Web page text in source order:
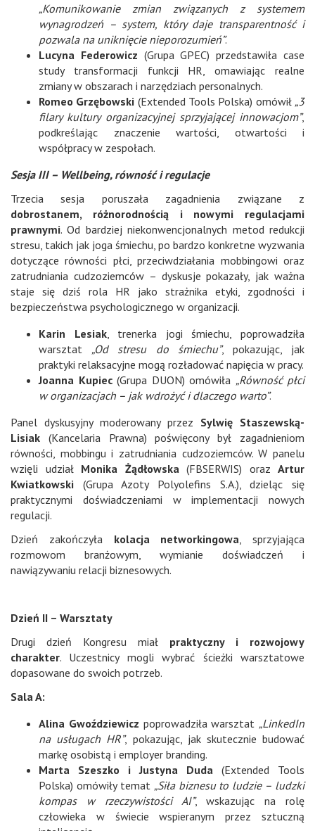
„Komunikowanie zmian związanych z systemem
wynagrodzeń – system, który daje transparentność i
pozwala na uniknięcie nieporozumień”.
Lucyna Federowicz (Grupa GPEC) przedstawiła case
study transformacji funkcji HR, omawiając realne
zmiany w obszarach i narzędziach personalnych.
Romeo Grzębowski (Extended Tools Polska) omówił „3
filary kultury organizacyjnej sprzyjającej innowacjom”,
podkreślając znaczenie wartości, otwartości i
współpracy w zespołach.
Sesja III – Wellbeing, równość i regulacje
Trzecia sesja poruszała zagadnienia związane z
dobrostanem, różnorodnością i nowymi regulacjami
prawnymi. Od bardziej niekonwencjonalnych metod redukcji
stresu, takich jak joga śmiechu, po bardzo konkretne wyzwania
dotyczące równości płci, przeciwdziałania mobbingowi oraz
zatrudniania cudzoziemców – dyskusje pokazały, jak ważna
staje się dziś rola HR jako strażnika etyki, zgodności i
bezpieczeństwa psychologicznego w organizacji.
Karin Lesiak, trenerka jogi śmiechu, poprowadziła
warsztat „Od stresu do śmiechu”, pokazując, jak
praktyki relaksacyjne mogą rozładować napięcia w pracy.
Joanna Kupiec(Grupa DUON) omówiła „Równość płci
w organizacjach – jak wdrożyć i dlaczego warto”.
Panel dyskusyjny moderowany przez Sylwię Staszewską-
Lisiak (Kancelaria Prawna) poświęcony był zagadnieniom
równości, mobbingu i zatrudniania cudzoziemców. W panelu
wzięli udział Monika Żądłowska (FBSERWIS) oraz Artur
Kwiatkowski (Grupa Azoty Polyolefins S.A.), dzieląc się
praktycznymi doświadczeniami w implementacji nowych
regulacji.
Dzień zakończyła kolacja networkingowa , sprzyjająca
rozmowom branżowym, wymianie doświadczeń i
nawiązywaniu relacji biznesowych.
Dzień II – Warsztaty
Drugi dzień Kongresu miał praktyczny i rozwojowy
charakter. Uczestnicy mogli wybrać ścieżki warsztatowe
dopasowane do swoich potrzeb.
Sala A:
Alina Gwoździewicz poprowadziła warsztat „LinkedIn
na usługach HR”, pokazując, jak skutecznie budować
markę osobistą i employer branding.
Marta Szeszko i Justyna Duda (Extended Tools
Polska) omówiły temat „Siła biznesu to ludzie – ludzki
kompas w rzeczywistości AI”, wskazując na rolę
człowieka w świecie wspieranym przez sztuczną